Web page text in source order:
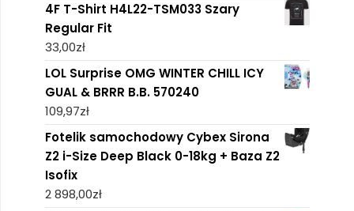
4F T-Shirt H4L22-TSM033 Szary
Regular Fit
33,00zł
LOL Surprise OMG WINTER CHILL ICY
GUAL & BRRR B.B. 570240
109,97zł
Fotelik samochodowy Cybex Sirona
Z2 i-Size Deep Black 0-18kg + Baza Z2
Isofix
2 898,00zł